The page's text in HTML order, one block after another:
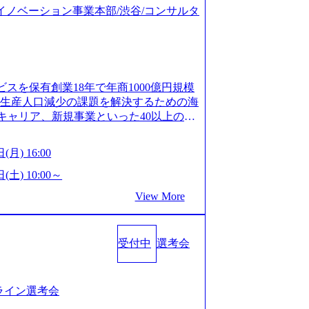
ノベーション事業本部/渋谷/コンサルタ
を保有創業18年で年商1000億円規模
産人口減少の課題を解決するための海
リア、新規事業といった40以上の事
り、事業創造の自由度が高い https://st
public/images/20240925162633_7
レバレジーズ株式会社 会社説
「カルチャー」など、レバレジーズの
) レバレジーズグローバル、
バレジーズ、モチベーション管理システ
種編 〜 (https://www.youtube.com/watc
(月) 16:00
(土) 10:00～
View More
受付中 選考会
イン選考会